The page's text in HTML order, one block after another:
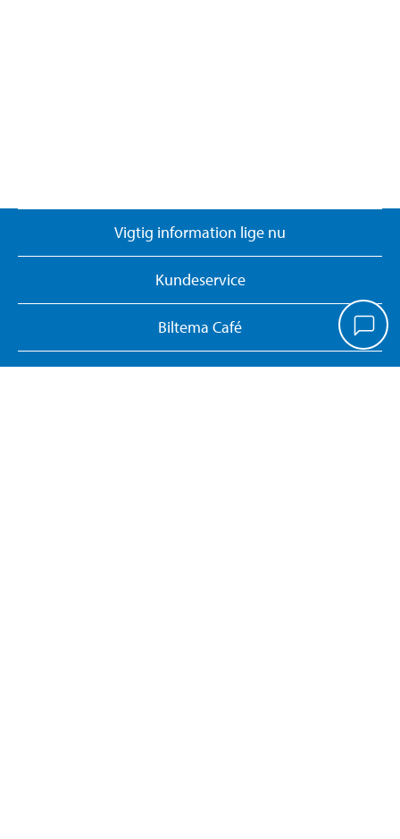
Vigtig information lige nu
Kundeservice
Biltema Café
Biltema Erhverv